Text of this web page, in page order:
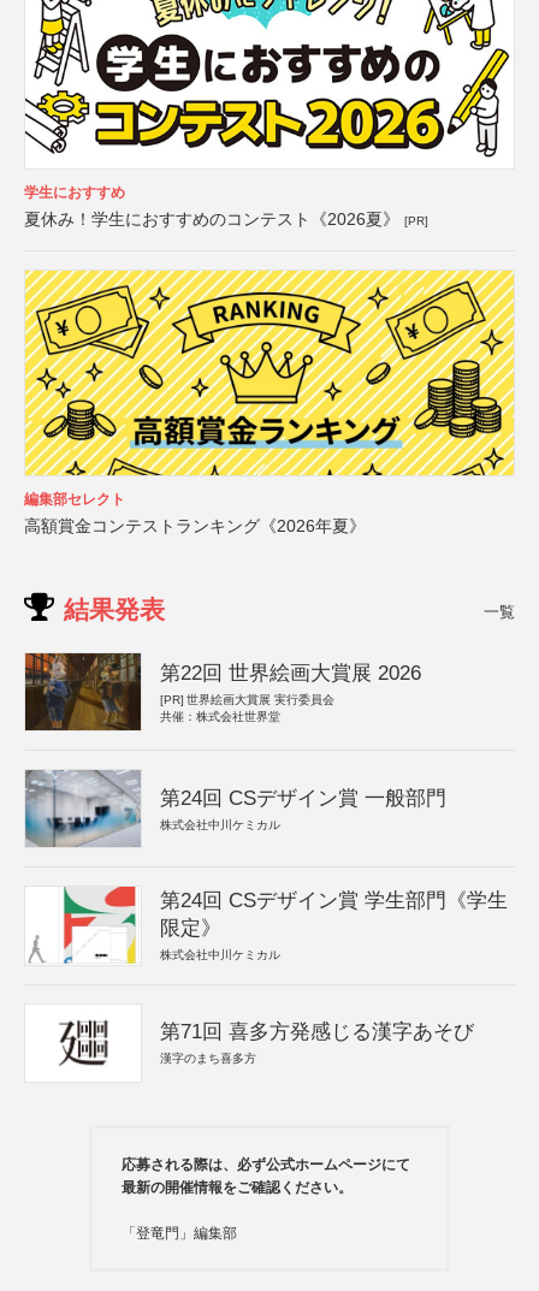
学生におすすめ
夏休み！学生におすすめのコンテスト《2026夏》 [PR]
編集部セレクト
高額賞金コンテストランキング《2026年夏》
結果発表 一覧
第22回 世界絵画大賞展 2026
[PR] 世界絵画大賞展 実行委員会
共催：株式会社世界堂
第24回 CSデザイン賞 一般部門
株式会社中川ケミカル
第24回 CSデザイン賞 学生部門《学生
限定》
株式会社中川ケミカル
第71回 喜多方発感じる漢字あそび
漢字のまち喜多方
応募される際は、必ず公式ホームページにて
最新の開催情報をご確認ください。
「登竜門」編集部